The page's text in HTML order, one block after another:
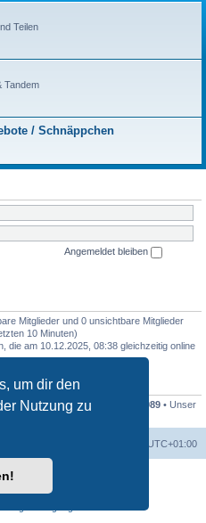
um dir den
Nutzung zu
Teilen
Tandem
/ Schnäppchen
Angemeldet bleiben
Mitglieder und 0 unsichtbare Mitglieder
10 Minuten)
die am 10.12.2025, 08:38 gleichzeitig online
2078• Mitglieder insgesamt 1089 • Unser
UTC+01:00
Software © phpBB Limited
phpBB.de